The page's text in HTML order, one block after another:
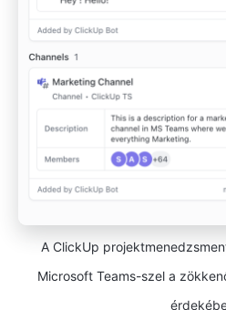
A ClickUp
Microsoft Teams-szel a